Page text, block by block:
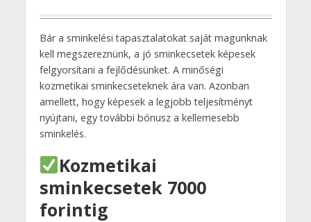
Bár a sminkelési tapasztalatokat saját magunknak
kell megszereznünk, a jó sminkecsetek képesek
felgyorsítani a fejlődésünket. A minőségi
kozmetikai sminkecseteknek ára van. Azonban
amellett, hogy képesek a legjobb teljesítményt
nyújtani, egy további bónusz a kellemesebb
sminkelés.
Kozmetikai
sminkecsetek 7000
forintig